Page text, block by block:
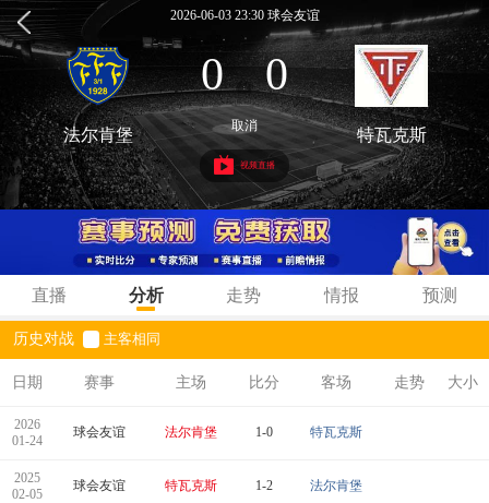
2026-06-03 23:30 球会友谊
0 : 0
法尔肯堡 取消 特瓦克斯
视频直播
直播 分析 走势 情报 预测
历史对战 主客相同
日期 赛事 主场 比分 客场 走势 大小
2026
01-24
球会友谊 法尔肯堡 1-0 特瓦克斯
2025
02-05
球会友谊 特瓦克斯 1-2 法尔肯堡